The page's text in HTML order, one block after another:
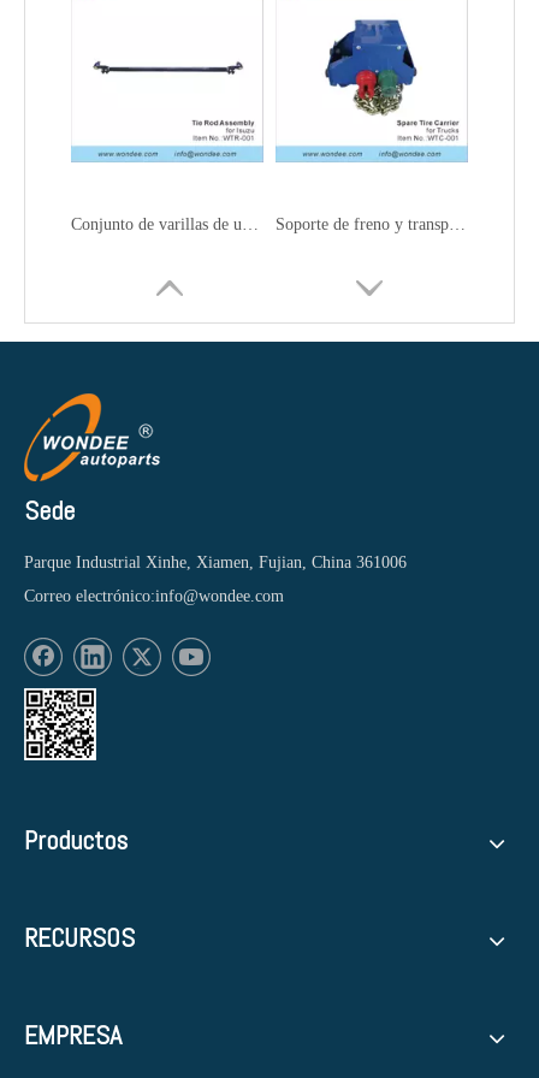
Conjunto de varillas de unión y enlaces de arrastre para camiones Soporte de freno y transportista de neumáticos de repuesto para camiones
Sede
Parque Industrial Xinhe, Xiamen, Fujian, China 361006
Correo electrónico:info@wondee.com
Productos
RECURSOS
EMPRESA